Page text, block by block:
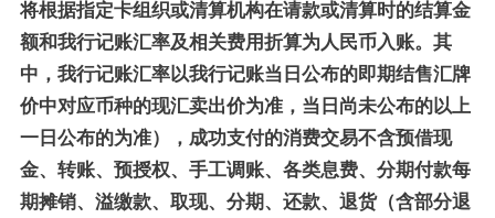
将根据指定卡组织或清算机构在请款或清算时的结算金
额和我行记账汇率及相关费用折算为人民币入账。其
中，我行记账汇率以我行记账当日公布的即期结售汇牌
价中对应币种的现汇卖出价为准，当日尚未公布的以上
一日公布的为准），成功支付的消费交易不含预借现
金、转账、预授权、手工调账、各类息费、分期付款每
期摊销、溢缴款、取现、分期、还款、退货（含部分退